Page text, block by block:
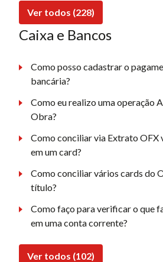
Ver todos (228)
Caixa e Bancos
Como posso cadastrar o
bancária?
Como eu realizo uma operação
Obra?
Como conciliar via Extrato OFX
em um card?
Como conciliar vários cards do
título?
Como faço para verificar o que
em uma conta corrente?
Ver todos (102)